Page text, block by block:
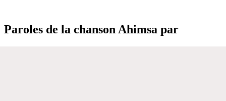
Paroles de la chanson Ahimsa par